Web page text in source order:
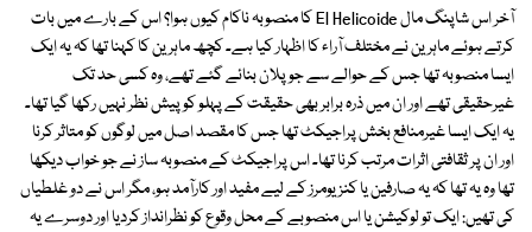
آخر اس شاپنگ مال El Helicoide کا منصوبہ ناکام کیوں ہوا؟ اس کے بارے میں بات
کرتے ہوئے ماہرین نے مختلف آراء کا اظہار کیا ہے۔ کچھ ماہرین کا کہنا تھا کہ یہ ایک
ایسا منصوبہ تھا جس کے حوالے سے جو پلان بنائے گئے تھے، وہ کسی حد تک
غیرحقیقی تھے اور ان میں ذرہ برابر بھی حقیقت کے پہلو کو پیش نظر نہیں رکھا گیا تھا۔
یہ ایک ایسا غیرمنافع بخش پراجیکٹ تھا جس کا مقصد اصل میں لوگوں کو متاثر کرنا
اور ان پر ثقافتی اثرات مرتب کرنا تھا۔ اس پراجیکٹ کے منصوبہ ساز نے جو خواب دیکھا
تھا وہ یہ تھا کہ یہ صارفین یا کنزیومرز کے لیے مفید اور کارآمد ہو، مگر اس نے دو غلطیاں
کی تھیں: ایک تو لوکیشن یا اس منصوبے کے محل وقوع کو نظرانداز کردیا اور دوسرے یہ